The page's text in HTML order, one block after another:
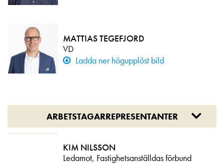
MATTIAS TEGEFJORD
VD
Ladda ner högupplöst bild
ARBETSTAGARREPRESENTANTER
KIM NILSSON
Ledamot, Fastighetsanställdas förbund